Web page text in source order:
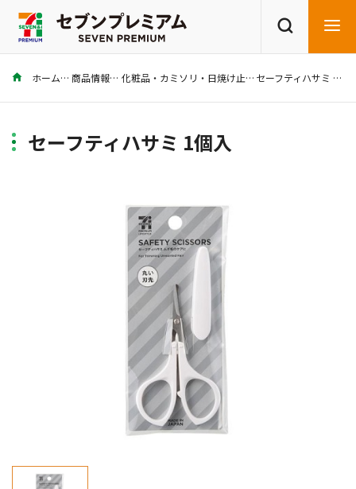
商品を探す
ホーム 商品情報 化粧品・カミソリ・日焼け止め セーフティハサミ 1個入
セーフティハサミ 1個入